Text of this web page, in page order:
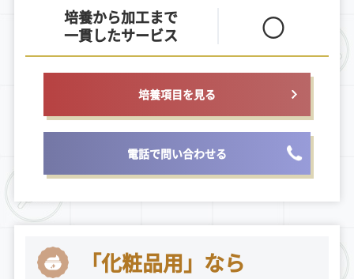
培養から加工まで
一貫したサービス
〇
培養項目を見る
電話で問い合わせる
「化粧品用」なら